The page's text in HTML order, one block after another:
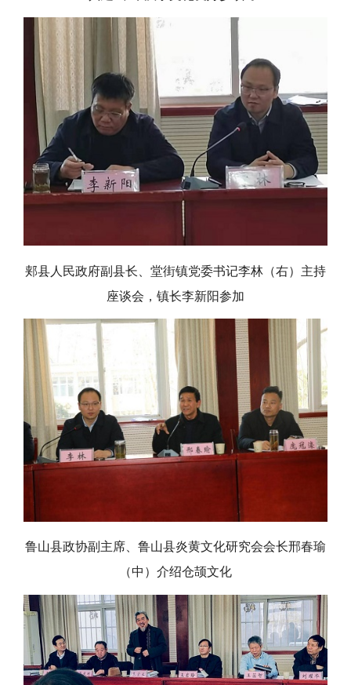
郏县人民政府副县长、堂街镇党委书记李林（右）主持
座谈会，镇长李新阳参加
鲁山县政协副主席、鲁山县炎黄文化研究会会长邢春瑜
（中）介绍仓颉文化